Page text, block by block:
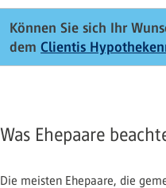
Können Sie sich Ihr
dem Clientis
Was Ehepaare
Die meisten Ehepaare, die